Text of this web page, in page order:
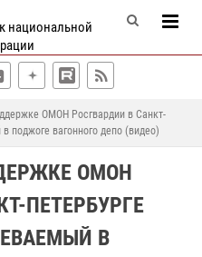
национальной
ОМОН Росгвардии в Санкт-
поджоге вагонного депо (видео)
ОМОН
ПЕТЕРБУРГЕ
В